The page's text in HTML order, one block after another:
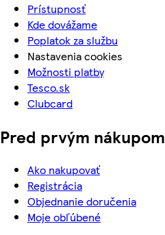
Prístupnosť
Kde dovážame
Poplatok za službu
Nastavenia cookies
Možnosti platby
Tesco.sk
Clubcard
Pred prvým nákupom
Ako nakupovať
Registrácia
Objednanie doručenia
Moje obľúbené